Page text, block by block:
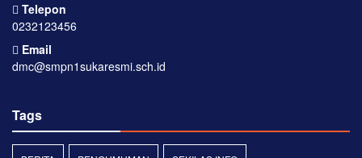
Telepon
0232123456
Email
dmc@smpn1sukaresmi.sch.id
Tags